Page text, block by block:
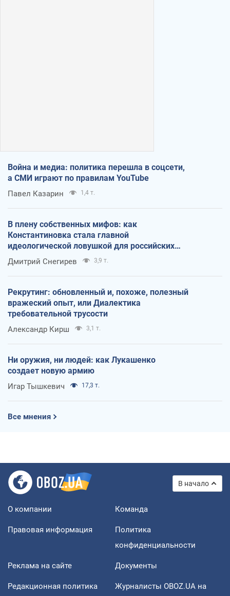
Война и медиа: политика перешла в соцсети,
а СМИ играют по правилам YouTube
Павел Казарин 1,4 т.
В плену собственных мифов: как
Константиновка стала главной
идеологической ловушкой для российских
оккупантов
Дмитрий Снегирев 3,9 т.
Рекрутинг: обновленный и, похоже, полезный
вражеский опыт, или Диалектика
требовательной трусости
Александр Кирш 3,1 т.
Ни оружия, ни людей: как Лукашенко
создает новую армию
Игар Тышкевич 17,3 т.
Все мнения
В начало
О компании Команда
Правовая информация
Политика
конфиденциальности
Реклама на сайте Документы
Редакционная политика
Журналисты OBOZ.UA на